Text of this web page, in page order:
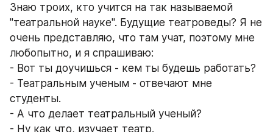
Знаю троих, кто учится на так называемой
"театральной науке". Будущие театроведы? Я не
очень представляю, что там учат, поэтому мне
любопытно, и я спрашиваю:
- Вот ты доучишься - кем ты будешь работать?
- Театральным ученым - отвечают мне
студенты.
- А что делает театральный ученый?
- Ну как что, изучает театр.